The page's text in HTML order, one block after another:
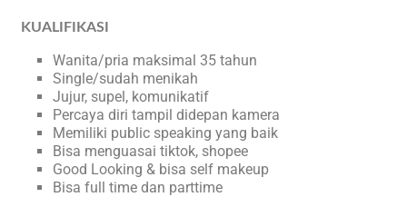
KUALIFIKASI
Wanita/pria maksimal 35 tahun
Single/sudah menikah
Jujur, supel, komunikatif
Percaya diri tampil didepan kamera
Memiliki public speaking yang baik
Bisa menguasai tiktok, shopee
Good Looking & bisa self makeup
Bisa full time dan parttime